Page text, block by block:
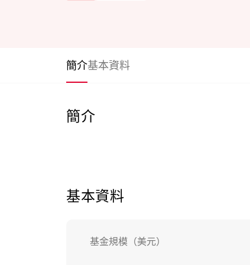
簡介基本資料
簡介
基本資料
基金規模（美元）